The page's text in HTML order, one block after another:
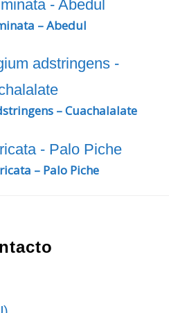
– Abedul
– Cuachalalate
– Palo Piche